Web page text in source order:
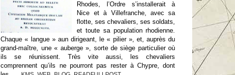
Rhodes, l’Ordre s’installerait à
Nice et à Villefranche, avec sa
flotte, ses chevaliers, ses soldats,
et toute sa population rhodienne.
Chaque « langue » aun dirigeant, le « pilier », et, auprès du
grand-maître, une « auberge », sorte de siège particulier où
ils se réunissent. Très vite aussi, les chevaliers
comprennent qu’ils ne pourront pas rester à Chypre, dont